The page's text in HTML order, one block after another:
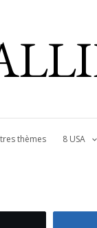
thèmes 8 USA